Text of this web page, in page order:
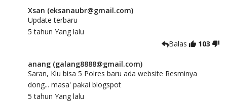
Xsan (eksanaubr@gmail.com)
Update terbaru
5 tahun Yang lalu
Balas
103
anang (galang8888@gmail.com)
Saran, Klu bisa 5 Polres baru ada website Resminya
dong... masa' pakai blogspot
5 tahun Yang lalu